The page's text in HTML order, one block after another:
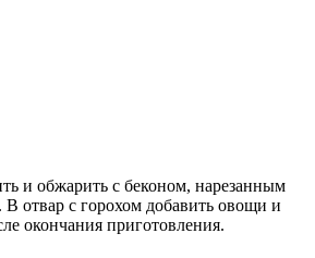
и обжарить с беконом, нарезанным
отвар с горохом добавить овощи и
окончания приготовления.